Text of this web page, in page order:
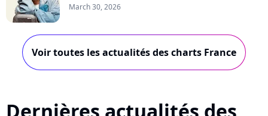
March 30, 2026
Voir toutes les actualités des charts France